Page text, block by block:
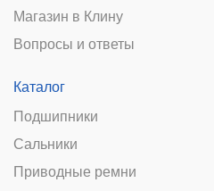
Магазин в Клину
Вопросы и ответы
Каталог
Подшипники
Сальники
Приводные ремни